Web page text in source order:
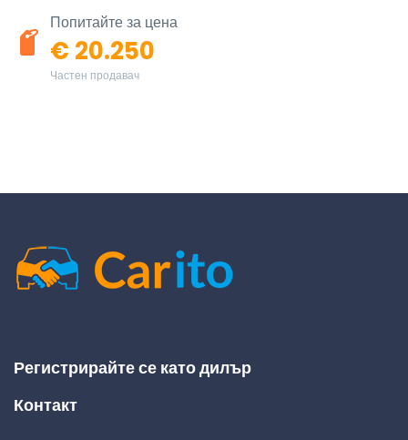
Попитайте за цена
€ 20.250
Частен продавач
Регистрирайте се като дилър
Контакт